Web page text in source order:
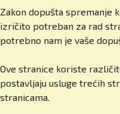
jačanje boarding
U čemu se
škole, i privatne i
Prije svega
profesore,
Zakon dopušta spremanje
izričito potreban za rad
potrebno nam je vaše
Ove stranice koriste
postavljaju usluge trećih
stranicama.